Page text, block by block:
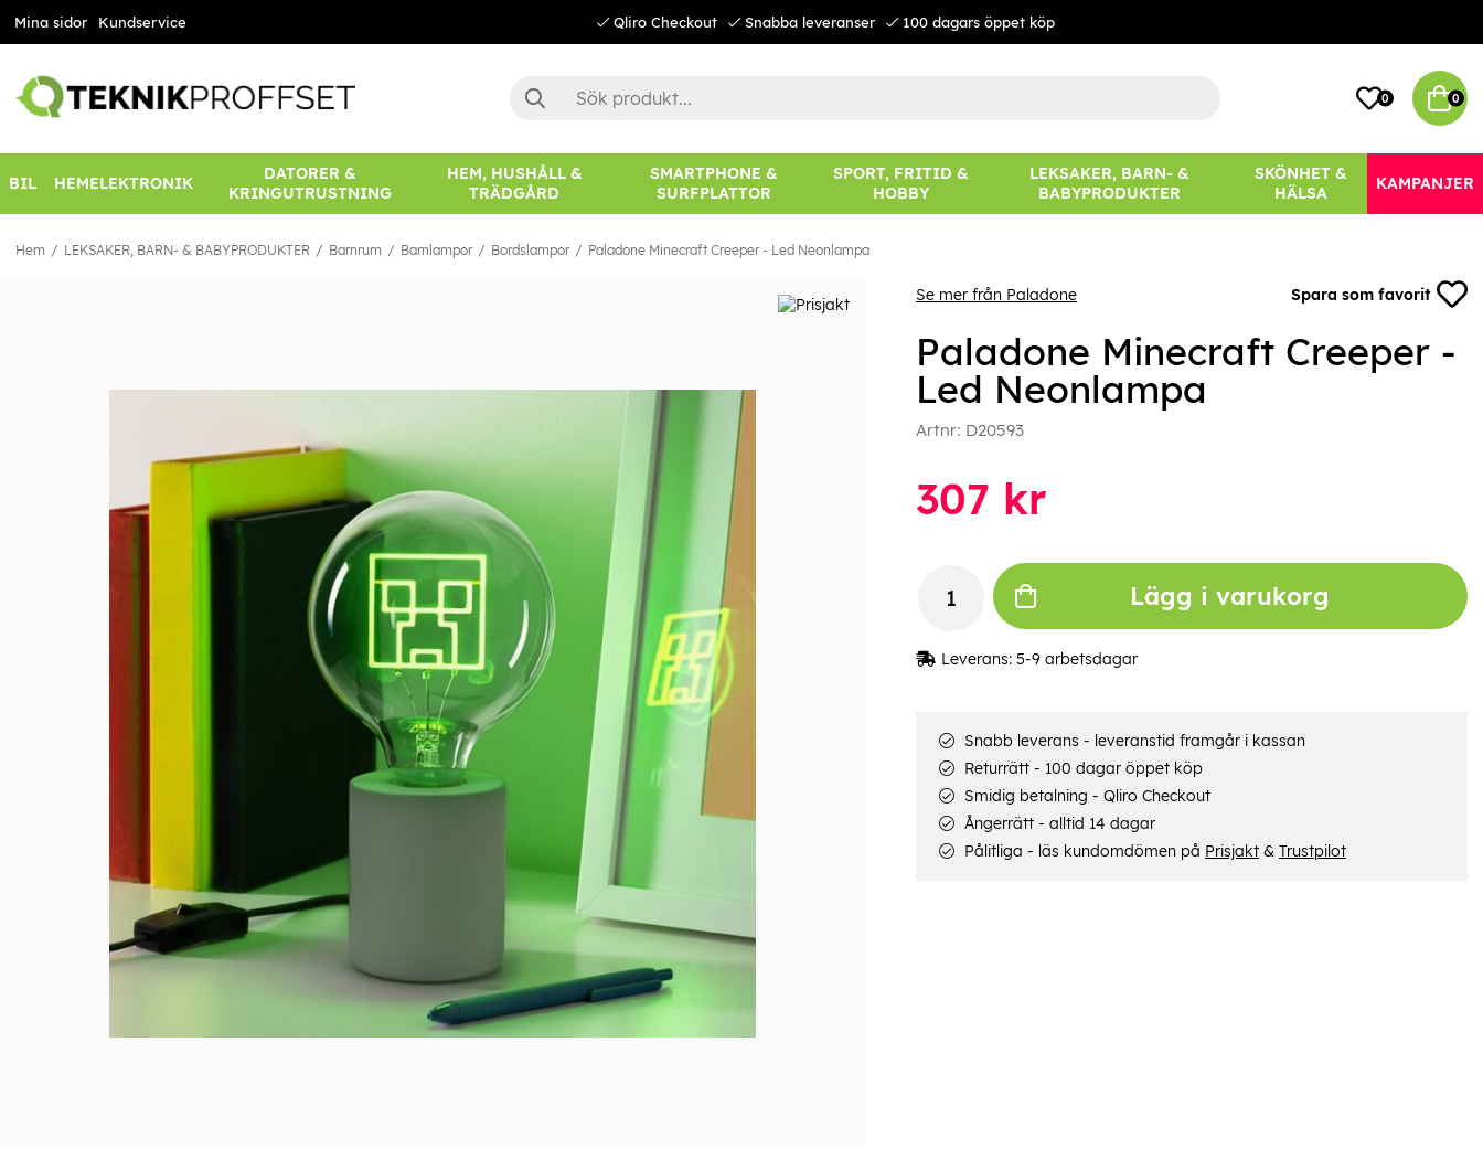
Mina sidor Kundservice Qliro Checkout Snabba leveranser 100 dagars öppet köp
0 0
BIL HEMELEKTRONIK
DATORER &
KRINGUTRUSTNING
HEM, HUSHÅLL &
TRÄDGÅRD
SMARTPHONE &
SURFPLATTOR
SPORT, FRITID &
HOBBY
LEKSAKER, BARN- &
BABYPRODUKTER
SKÖNHET &
HÄLSA
KAMPANJER
Hem LEKSAKER, BARN- & BABYPRODUKTER Barnrum Barnlampor Bordslampor Paladone Minecraft Creeper - Led Neonlampa
Se mer från Paladone Spara som favorit
Paladone Minecraft Creeper -
Led Neonlampa
Artnr: D20593
307 kr
Lägg i varukorg
Leverans: 5-9 arbetsdagar
Snabb leverans - leveranstid framgår i kassan
Returrätt - 100 dagar öppet köp
Smidig betalning - Qliro Checkout
Ångerrätt - alltid 14 dagar
Pålitliga - läs kundomdömen på Prisjakt& Trustpilot